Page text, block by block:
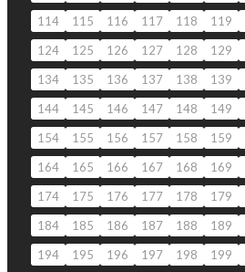
114
115 116 117 118 119
124
125 126 127 128 129
134
135 136 137 138 139
144
145 146 147 148 149
154
155 156 157 158 159
164
165 166 167 168 169
174
175 176 177 178 179
184
185 186 187 188 189
194
195 196 197 198 199